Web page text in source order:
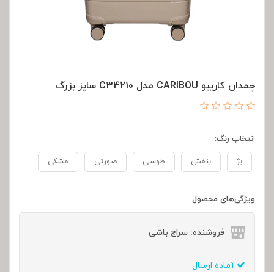
چمدان کاریبو CARIBOU مدل C34210 سایز بزرگ
انتخاب رنگ:
بژ بنفش طوسی صورتی مشکی
ویژگی‌های محصول
فروشنده: سراج باشی
آماده ارسال